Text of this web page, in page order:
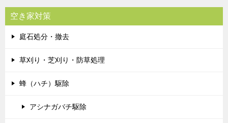
空き家対策
庭石処分・撤去
草刈り・芝刈り・防草処理
蜂（ハチ）駆除
アシナガバチ駆除